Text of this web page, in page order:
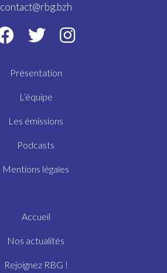
contact@rbg.bzh
Présentation
L’équipe
Les émissions
Podcasts
Mentions légales
Accueil
Nos actualités
Rejoignez RBG !